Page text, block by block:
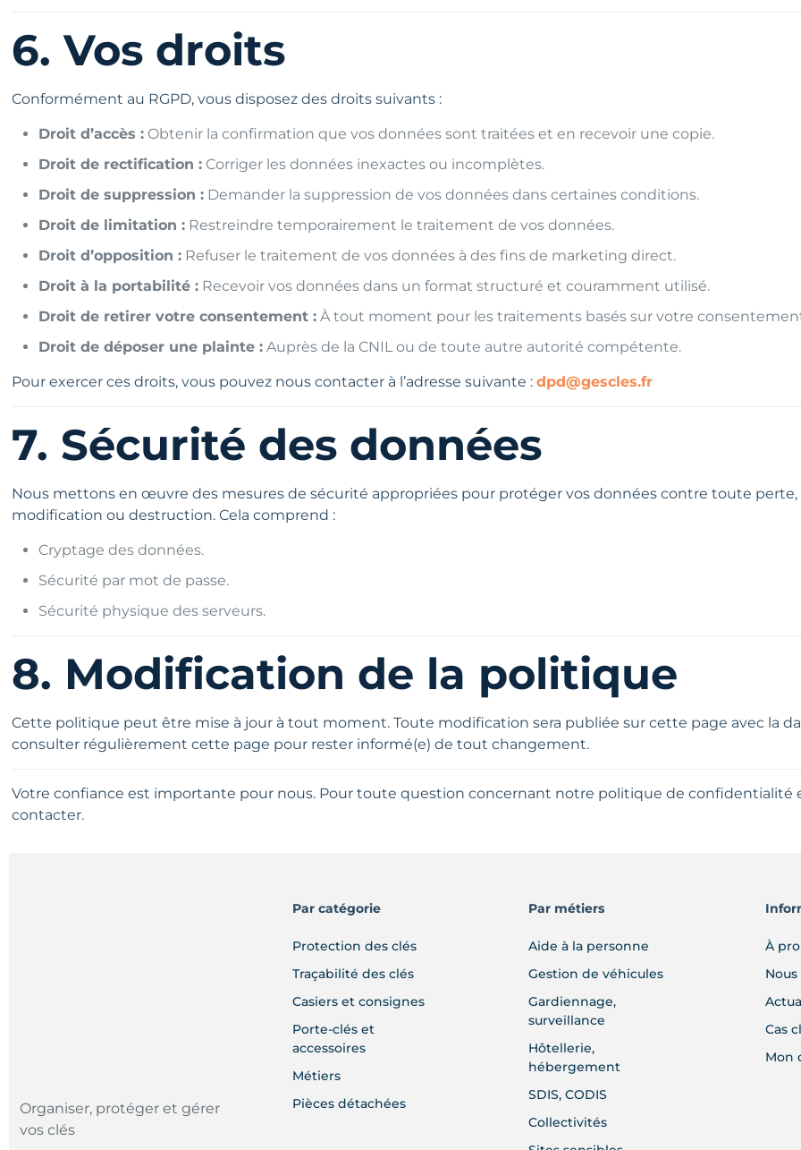
6. Vos droits
Conformément au RGPD, vous disposez des droits suivants :
Droit d’accès : Obtenir la confirmation que vos données sont traitées et en recevoir une copie.
Droit de rectification : Corriger les données inexactes ou incomplètes.
Droit de suppression : Demander la suppression de vos données dans certaines conditions.
Droit de limitation : Restreindre temporairement le traitement de vos données.
Droit d’opposition : Refuser le traitement de vos données à des fins de marketing direct.
Droit à la portabilité : Recevoir vos données dans un format structuré et couramment utilisé.
Droit de retirer votre consentement : À tout moment pour les traitements basés sur votre
Droit de déposer une plainte : Auprès de la CNIL ou de toute autre autorité compétente.
Pour exercer ces droits, vous pouvez nous contacter à l’adresse suivante :dpd@gescles.fr
7. Sécurité des données
Nous mettons en œuvre des mesures de sécurité appropriées pour protéger vos données contre toute
modification ou destruction. Cela comprend :
Cryptage des données.
Sécurité par mot de passe.
Sécurité physique des serveurs.
8. Modification de la politique
Cette politique peut être mise à jour à tout moment. Toute modification sera publiée sur cette page avec la
consulter régulièrement cette page pour rester informé(e) de tout changement.
Votre confiance est importante pour nous. Pour toute question concernant notre politique de confidentialité
contacter.
Organiser, protéger et gérer
vos clés
Par catégorie
Protection des clés
Traçabilité des clés
Casiers et consignes
Porte-clés et
accessoires
Métiers
Pièces détachées
Par métiers
Aide à la personne
Gestion de véhicules
Gardiennage,
surveillance
Hôtellerie,
hébergement
SDIS, CODIS
Collectivités
À
Cas
Mon